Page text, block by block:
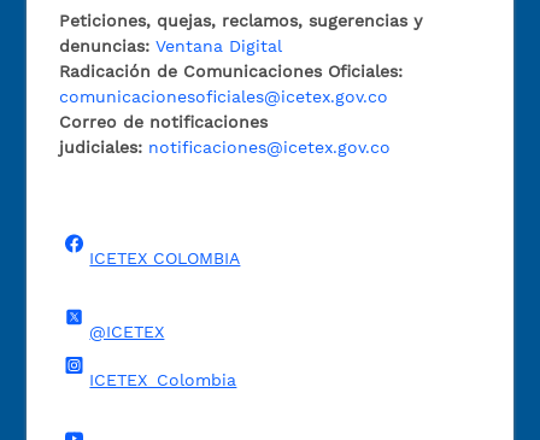
Peticiones, quejas, reclamos, sugerencias y
denuncias: Ventana Digital
Radicación de Comunicaciones Oficiales:
comunicacionesoficiales@icetex.gov.co
Correo de notificaciones
judiciales: notificaciones@icetex.gov.co
ICETEX COLOMBIA
@ICETEX
ICETEX_Colombia